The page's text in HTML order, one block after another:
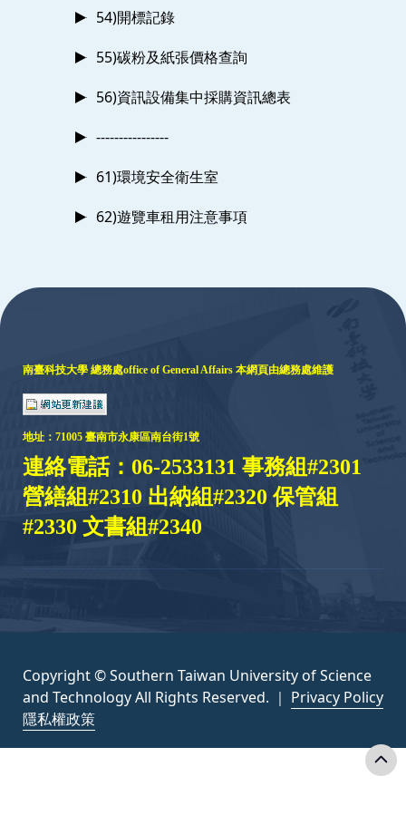
54)開標記錄
55)碳粉及紙張價格查詢
56)資訊設備集中採購資訊總表
----------------
61)環境安全衛生室
62)遊覽車租用注意事項
南臺科技大學 總務處office of General Affairs 本網頁由總務處維護
地址： 71005 臺南市永康區南台街1號
連絡電話：06-2533131 事務組#2301
營繕組#2310 出納組#2320 保管組
#2330 文書組#2340
Copyright © Southern Taiwan University of Science
and Technology All Rights Reserved. ｜ Privacy Policy
隱私權政策